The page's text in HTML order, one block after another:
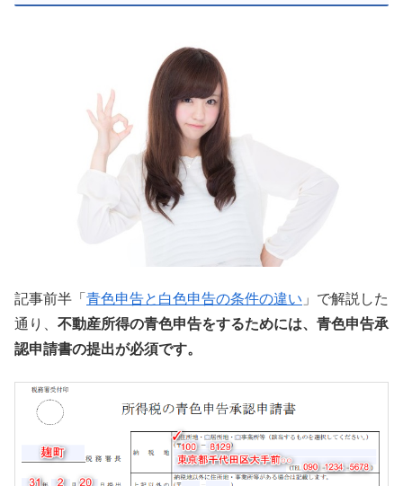
記事前半「 青色申告と白色申告の条件の違い 」で解説した
通り、 不動産所得の青色申告をするためには、青色申告承
認申請書の提出が必須です。